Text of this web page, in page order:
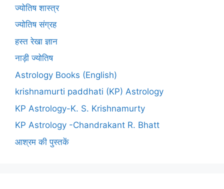
ज्योतिष शास्त्र
ज्योतिष संग्रह
हस्त रेखा ज्ञान
नाड़ी ज्योतिष
Astrology Books (English)
krishnamurti paddhati (KP) Astrology
KP Astrology-K. S. Krishnamurty
KP Astrology -Chandrakant R. Bhatt
आश्रम की पुस्तकें